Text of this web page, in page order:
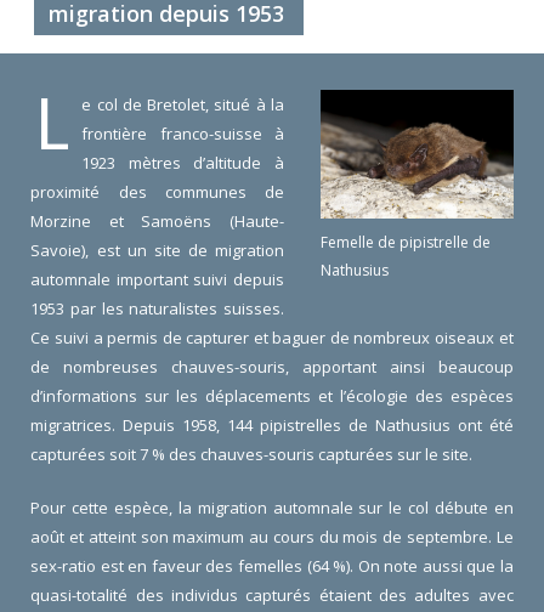
migration depuis 1953
Femelle de pipistrelle de
Nathusius
L
e col de Bretolet, situé à la
frontière franco-suisse à
1923 mètres d’altitude à
proximité des communes de
Morzine et Samoëns (Haute-
Savoie), est un site de migration
automnale important suivi depuis
1953 par les naturalistes suisses.
Ce suivi a permis de capturer et baguer de nombreux oiseaux et
de nombreuses chauves-souris, apportant ainsi beaucoup
d’informations sur les déplacements et l’écologie des espèces
migratrices. Depuis 1958, 144 pipistrelles de Nathusius ont été
capturées soit 7 % des chauves-souris capturées sur le site.
Pour cette espèce, la migration automnale sur le col débute en
août et atteint son maximum au cours du mois de septembre. Le
sex-ratio est en faveur des femelles (64 %). On note aussi que la
quasi-totalité des individus capturés étaient des adultes avec